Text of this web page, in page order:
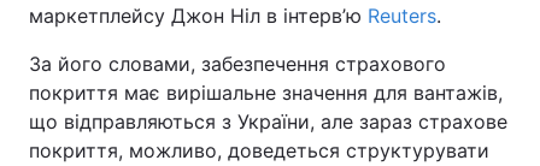
маркетплейсу Джон Ніл в інтерв’ю Reuters.
За його словами, забезпечення страхового
покриття має вирішальне значення для вантажів,
що відправляються з України, але зараз страхове
покриття, можливо, доведеться структурувати